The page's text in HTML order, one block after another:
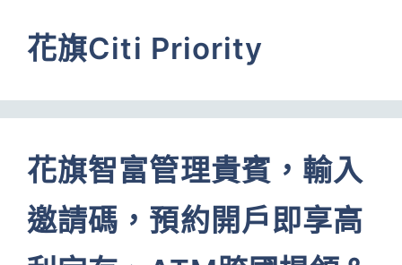
花旗Citi Priority
花旗智富管理貴賓，輸入
邀請碼，預約開戶即享高